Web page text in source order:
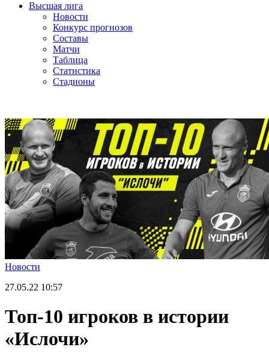
Высшая лига
Новости
Конкурс прогнозов
Составы
Матчи
Таблица
Статистика
Стадионы
Новости
27.05.22 10:57
Топ-10 игроков в истории
«Ислочи»